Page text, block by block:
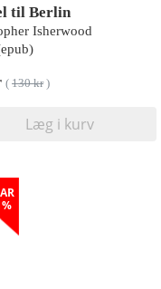
til Berlin
Isherwood
( 130 kr)
Læg i kurv